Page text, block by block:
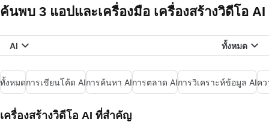
ค้นพบ 3 แอปและเครื่องมือ เครื่องสร้างวิดีโอ AI
AI ทั้งหมด
ทั้งหมดการเขียนโค้ด AIการค้นหา AIการตลาด AIการวิเคราะห์ข้อมูล AIค
เครื่องสร้างวิดีโอ AI ที่สำคัญ